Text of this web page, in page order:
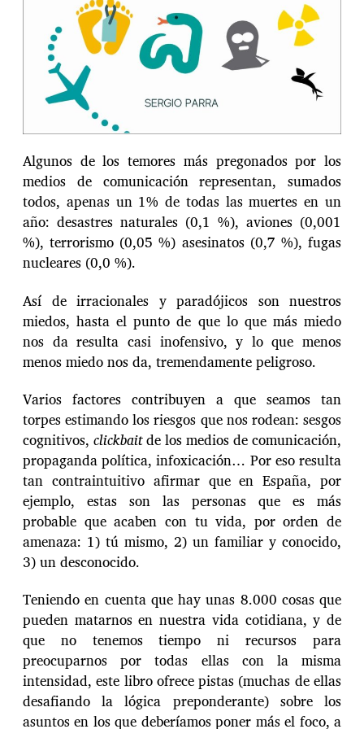
Algunos de los temores más pregonados por los
medios de comunicación representan, sumados
todos, apenas un 1% de todas las muertes en un
año: desastres naturales (0,1 %), aviones (0,001
%), terrorismo (0,05 %) asesinatos (0,7 %), fugas
nucleares (0,0 %).
Así de irracionales y paradójicos son nuestros
miedos, hasta el punto de que lo que más miedo
nos da resulta casi inofensivo, y lo que menos
menos miedo nos da, tremendamente peligroso.
Varios factores contribuyen a que seamos tan
torpes estimando los riesgos que nos rodean: sesgos
cognitivos, clickbaitde los medios de comunicación,
propaganda política, infoxicación… Por eso resulta
tan contraintuitivo afirmar que en España, por
ejemplo, estas son las personas que es más
probable que acaben con tu vida, por orden de
amenaza: 1) tú mismo, 2) un familiar y conocido,
3) un desconocido.
Teniendo en cuenta que hay unas 8.000 cosas que
pueden matarnos en nuestra vida cotidiana, y de
que no tenemos tiempo ni recursos para
preocuparnos por todas ellas con la misma
intensidad, este libro ofrece pistas (muchas de ellas
desafiando la lógica preponderante) sobre los
asuntos en los que deberíamos poner más el foco, a